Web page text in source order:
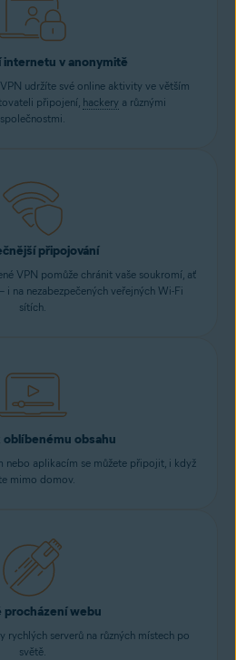
internetu v anonymitě
udržíte své online aktivity ve větším
připojení, hackery a různými
společnostmi.
připojování
VPN pomůže chránit vaše soukromí, ať
na nezabezpečených veřejných Wi-Fi
sítích.
oblíbenému obsahu
nebo aplikacím se můžete připojit, i když
mimo domov.
procházení webu
rychlých serverů na různých místech po
světě.